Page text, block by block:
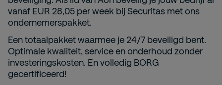
vanaf EUR 28,05 per week bij Securitas met ons
ondernemerspakket.
Een totaalpakket waarmee je 24/7 beveiligd bent.
Optimale kwaliteit, service en onderhoud zonder
investeringskosten. En volledig BORG
gecertificeerd!